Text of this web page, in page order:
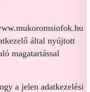
által nyújtott
magatartással
a jelen adatkezelési